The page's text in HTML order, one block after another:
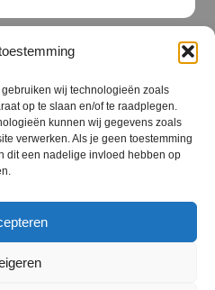
wij technologieën zoals
op te slaan en/of te raadplegen.
kunnen wij gegevens zoals
verwerken. Als je geen toestemming
dit een nadelige invloed hebben op
Terug
naar
boven
ANBI